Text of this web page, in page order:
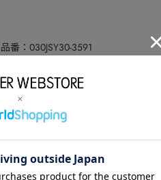
品番 030JSY30-3591
(本体)ポリエステル:98ポリ
サイズ
サイズ 総丈